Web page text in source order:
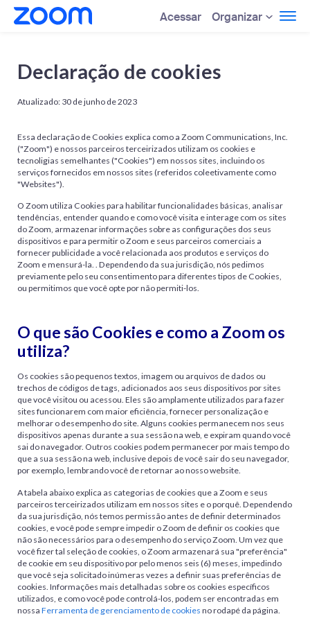
Acessar Organizar
Declaração de cookies
Atualizado: 30 de junho de 2023
Essa declaração de Cookies explica como a Zoom Communications, Inc.
("Zoom") e nossos parceiros terceirizados utilizam os cookies e
tecnoligias semelhantes ("Cookies") em nossos sites, incluindo os
serviços fornecidos em nossos sites (referidos coleetivamente como
"Websites").
O Zoom utiliza Cookies para habilitar funcionalidades básicas, analisar
tendências, entender quando e como você visita e interage com os sites
do Zoom, armazenar informações sobre as configurações dos seus
dispositivos e para permitir o Zoom e seus parceiros comerciais a
fornecer publicidade a você relacionada aos produtos e serviços do
Zoom e mensurá-la. . Dependendo da sua jurisdição, nós pedimos
previamente pelo seu consentimento para diferentes tipos de Cookies,
ou permitimos que você opte por não permiti-los.
O que são Cookies e como a Zoom os
utiliza?
Os cookies são pequenos textos, imagem ou arquivos de dados ou
trechos de códigos de tags, adicionados aos seus dispositivos por sites
que você visitou ou acessou. Eles são amplamente utilizados para fazer
sites funcionarem com maior eficiência, fornecer personalização e
melhorar o desempenho do site. Alguns cookies permanecem nos seus
dispositivos apenas durante a sua sessão na web, e expiram quando você
sai do navegador. Outros cookies podem permanecer por mais tempo do
que a sua sessão na web, inclusive depois de você sair do seu navegador,
por exemplo, lembrando você de retornar ao nosso website.
A tabela abaixo explica as categorias de cookies que a Zoom e seus
parceiros terceirizados utilizam em nossos sites e o porquê. Dependendo
da sua jurisdição, nós temos permissão antes de definir determinados
cookies, e você pode sempre impedir o Zoom de definir os cookies que
não são necessários para o desempenho do serviço Zoom. Um vez que
você fizer tal seleção de cookies, o Zoom armazenará sua "preferência"
de cookie em seu dispositivo por pelo menos seis (6) meses, impedindo
que você seja solicitado inúmeras vezes a definir suas preferências de
cookies. Informações mais detalhadas sobre os cookies específicos
utilizados, e como você pode controlá-los, podem ser encontradas em
nossaFerramenta de gerenciamento de cookies no rodapé da página.